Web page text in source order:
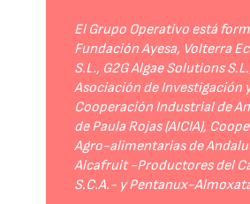
El Grupo Operativo está
Fundación Ayesa, Volterra
S.L., G2G Algae Solutions
Asociación de Investigación
Cooperación Industrial de
de Paula Rojas (AICIA),
Agro-alimentarias de
Alcafruit -Productores del
S.C.A.- y Pentanux-